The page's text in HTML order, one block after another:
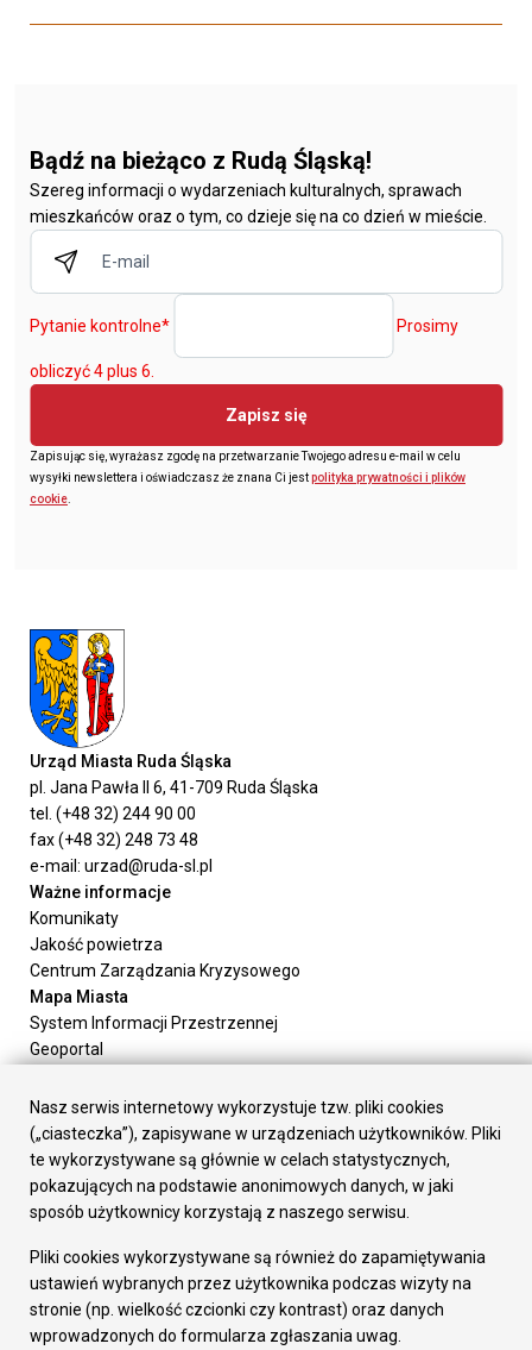
Bądź na bieżąco z Rudą Śląską!
Szereg informacji o wydarzeniach kulturalnych, sprawach
mieszkańców oraz o tym, co dzieje się na co dzień w mieście.
Pytanie kontrolne* Prosimy
obliczyć 4 plus 6.
Zapisz się
Zapisując się, wyrażasz zgodę na przetwarzanie Twojego adresu e-mail w celu
wysyłki newslettera i oświadczasz że znana Ci jestpolityka prywatności i plików
cookie
Urząd Miasta Ruda Śląska
pl. Jana Pawła II 6, 41-709 Ruda Śląska
tel. (+48 32) 244 90 00
fax (+48 32) 248 73 48
e-mail: urzad@ruda-sl.pl
Ważne informacje
Komunikaty
Jakość powietrza
Centrum Zarządzania Kryzysowego
Mapa Miasta
System Informacji Przestrzennej
Geoportal
Załatw sprawę
Prezydent Miasta
Rada Miasta
Wydziały
Elektroniczna Skrzynka Podawcza
Gospodarka
Fundusze europejskie
Środki krajowe
Oferty inwestycyjne
Nasz serwis internetowy wykorzystuje tzw. pliki cookies
(„ciasteczka”), zapisywane w urządzeniach użytkowników. Pliki
te wykorzystywane są głównie w celach statystycznych,
pokazujących na podstawie anonimowych danych, w jaki
sposób użytkownicy korzystają z naszego serwisu.
Pliki cookies wykorzystywane są również do zapamiętywania
ustawień wybranych przez użytkownika podczas wizyty na
stronie (np. wielkość czcionki czy kontrast) oraz danych
wprowadzonych do formularza zgłaszania uwag.